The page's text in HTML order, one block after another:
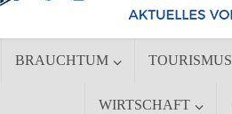
BRAUCHTUM TOURISMUS
WIRTSCHAFT